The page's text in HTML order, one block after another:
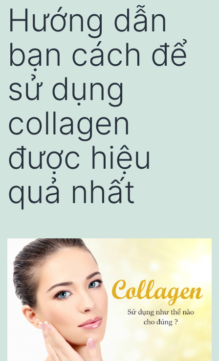
Hướng dẫn
bạn cách để
sử dụng
collagen
được hiệu
quả nhất